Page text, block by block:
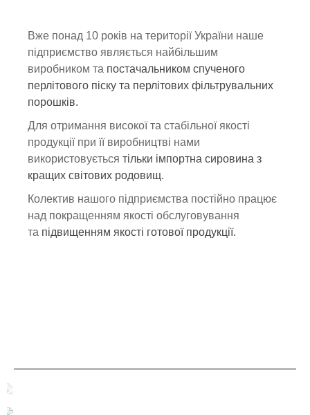
Вже понад 10 років на території України наше
підприємство являється найбільшим
виробником та постачальником спученого
перлітового піску та перлітових фільтрувальних
порошків.
Для отримання високої та стабільної якості
продукції при її виробництві нами
використовується тільки імпортна сировина з
кращих світових родовищ.
Колектив нашого підприємства постійно працює
над покращенням якості обслуговування
та підвищенням якості готової продукції.